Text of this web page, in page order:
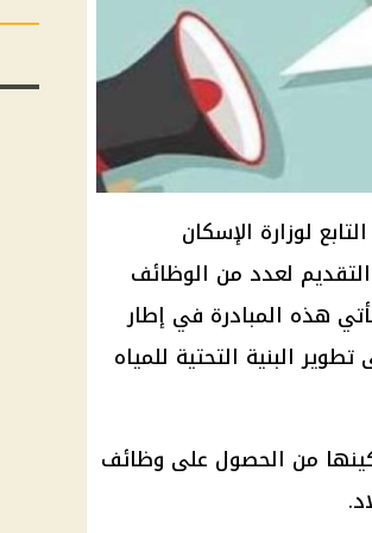
لوزارة الإسكان
التقديم لعدد من الوظائف
هذه المبادرة في إطار
البنية التحتية للمياه
من الحصول على وظائف